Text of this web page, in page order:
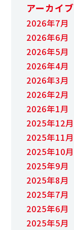
アーカイブ
2026年7月
2026年6月
2026年5月
2026年4月
2026年3月
2026年2月
2026年1月
2025年12月
2025年11月
2025年10月
2025年9月
2025年8月
2025年7月
2025年6月
2025年5月